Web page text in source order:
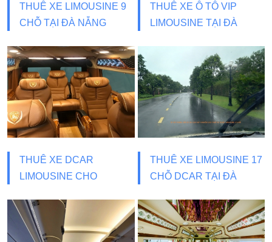
THUÊ XE LIMOUSINE 9
CHỖ TẠI ĐÀ NẴNG
THUÊ XE Ô TÔ VIP
LIMOUSINE TẠI ĐÀ
THUÊ XE DCAR
LIMOUSINE CHO
THUÊ XE LIMOUSINE 17
CHỖ DCAR TẠI ĐÀ